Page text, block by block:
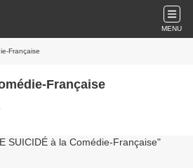
MENU
Française
Française